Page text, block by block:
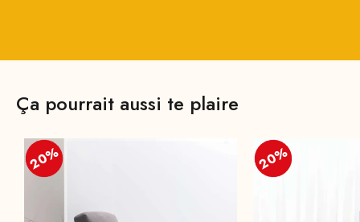
Ça pourrait aussi te plaire
20%
20% 20%
20%